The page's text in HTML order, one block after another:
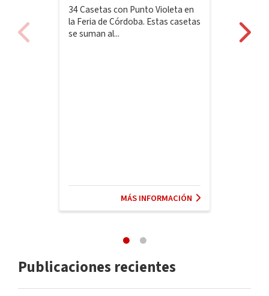
34 Casetas con Punto Violeta en
la Feria de Córdoba. Estas casetas
se suman al...
MÁS INFORMACIÓN
Publicaciones recientes